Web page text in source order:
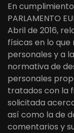
En cumplimiento
PARLAMENTO
Abril de 2016,
físicas en lo
personales y a
normativa de
personales
tratados con la
solicitada
así como la de
comentarios y